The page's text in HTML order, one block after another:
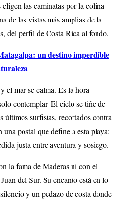
las caminatas por la colina
de las vistas más amplias de la
del perfil de Costa Rica al fondo.
un destino imperdible
el mar se calma. Es la hora
contemplar. El cielo se tiñe de
últimos surfistas, recortados contra
postal que define a esta playa:
justa entre aventura y sosiego.
la fama de Maderas ni con el
del Sur. Su encanto está en lo
y un pedazo de costa donde